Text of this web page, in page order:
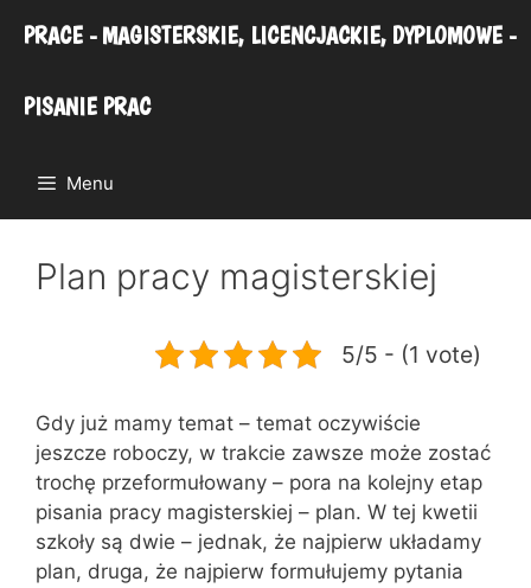
PRACE - MAGISTERSKIE, LICENCJACKIE, DYPLOMOWE -
PISANIE PRAC
Menu
Plan pracy magisterskiej
5/5 - (1 vote)
Gdy już mamy temat – temat oczywiście
jeszcze roboczy, w trakcie zawsze może zostać
trochę przeformułowany – pora na kolejny etap
pisania pracy magisterskiej – plan. W tej kwetii
szkoły są dwie – jednak, że najpierw układamy
plan, druga, że najpierw formułujemy pytania